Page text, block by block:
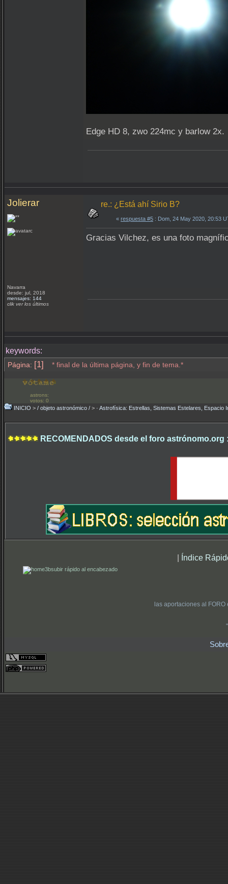
Edge HD 8, zwo 224mc y barlow 2x.
Jolierar
Navarra
desde: jul, 2018
mensajes: 144
clik ver los últimos
re.: ¿Está ahí Sirio B?
« respuesta #5 : Dom, 24 May 2020, 20:53
Gracias Vilchez, es una foto
keywords:
Página: [1] * final de la última página, y fin de tema.*
astrons:
votos: 0
INICIO > / objeto astronómico / > · Astrofísica: Estrellas, Sistemas Estelares, Espacio
RECOMENDADOS desde el foro astrónomo.org
| Índice
subir rápido al encabezado
las aportaciones al